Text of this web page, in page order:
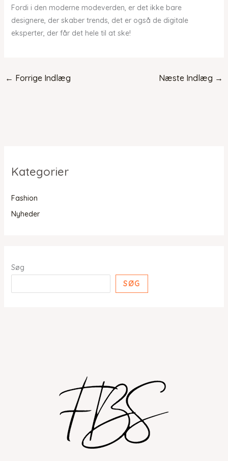
Kategorier
Fashion
Nyheder
Søg
SØG
Fordi i den moderne modeverden, er det ikke bare
designere, der skaber trends, det er også de digitale
eksperter, der får det hele til at ske!
← Forrige Indlæg Næste Indlæg →